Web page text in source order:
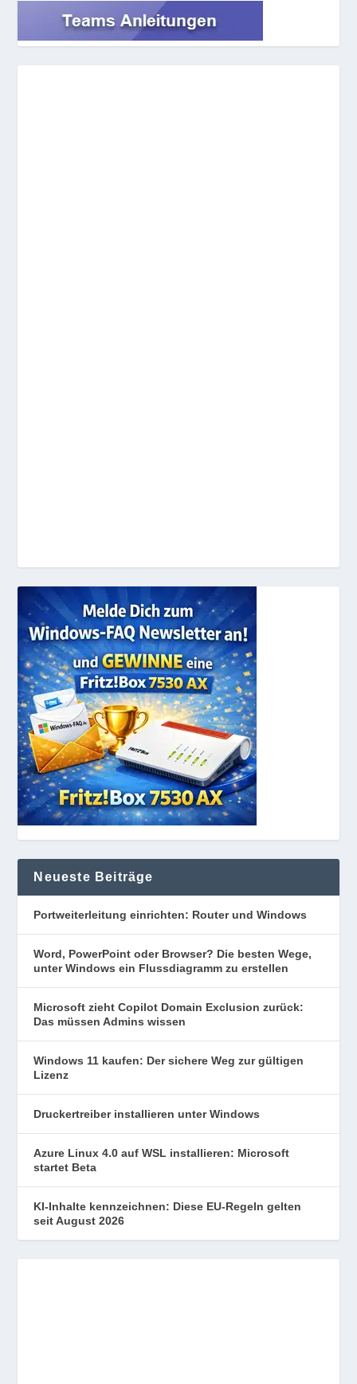
Neueste Beiträge
Portweiterleitung einrichten: Router und Windows
Word, PowerPoint oder Browser? Die besten Wege,
unter Windows ein Flussdiagramm zu erstellen
Microsoft zieht Copilot Domain Exclusion zurück:
Das müssen Admins wissen
Windows 11 kaufen: Der sichere Weg zur gültigen
Lizenz
Druckertreiber installieren unter Windows
Azure Linux 4.0 auf WSL installieren: Microsoft
startet Beta
KI-Inhalte kennzeichnen: Diese EU-Regeln gelten
seit August 2026